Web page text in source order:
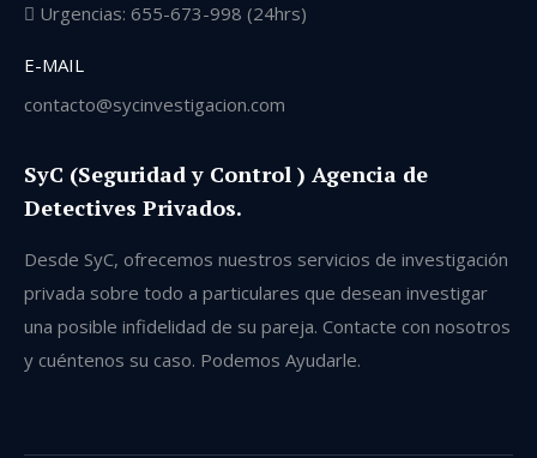
Urgencias: 655-673-998 (24hrs)
E-MAIL
contacto@sycinvestigacion.com
SyC (Seguridad y Control ) Agencia de
Detectives Privados.
Desde SyC, ofrecemos nuestros servicios de investigación
privada sobre todo a particulares que desean investigar
una posible infidelidad de su pareja. Contacte con nosotros
y cuéntenos su caso. Podemos Ayudarle.